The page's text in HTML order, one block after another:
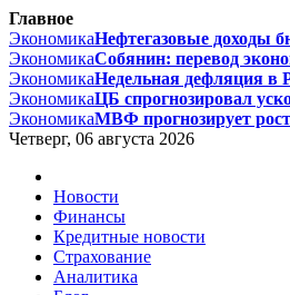
Главное
ЭкономикаНефтегазовые доходы
ЭкономикаСобянин: перевод
ЭкономикаНедельная дефляция в
ЭкономикаЦБ спрогнозировал
ЭкономикаМВФ прогнозирует
Четверг, 06 августа 2026
Новости
Финансы
Кредитные новости
Страхование
Аналитика